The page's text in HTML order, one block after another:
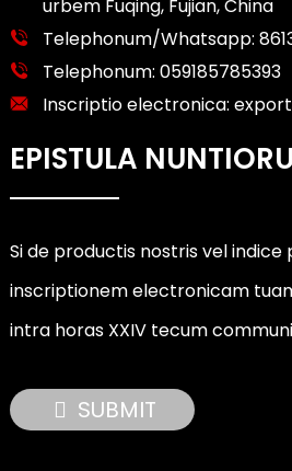
urbem Fuqing, Fujian, China
Telephonum/Whatsapp:
Telephonum: 059185785393
Inscriptio electronica:
EPISTULA
Si de productis nostris vel indice
inscriptionem electronicam
intra horas XXIV tecum
SUBMIT